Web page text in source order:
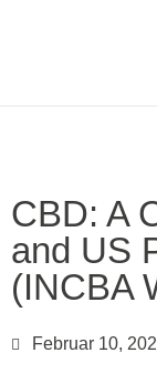
CBD: A
and US
(INCBA
Februar 10,